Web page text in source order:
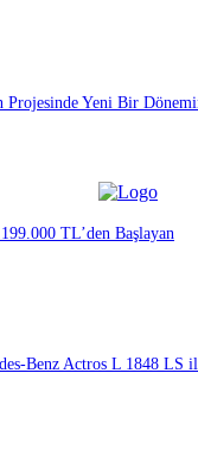
Projesinde Yeni Bir
TL’den Başlayan
Benz Actros L 1848 LS